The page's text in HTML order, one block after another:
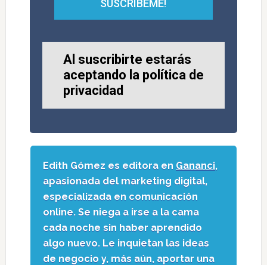
SUSCRÍBEME!
Al suscribirte estarás
aceptando la política de
privacidad
Edith Gómez es editora en Gananci,
apasionada del marketing digital,
especializada en comunicación
online. Se niega a irse a la cama
cada noche sin haber aprendido
algo nuevo. Le inquietan las ideas
de negocio y, más aún, aportar una